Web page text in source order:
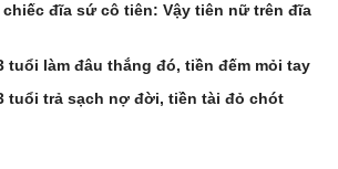
chiếc đĩa sứ cô tiên: Vậy tiên nữ trên đĩa
tuổi làm đâu thắng đó, tiền đếm mỏi tay
tuổi trả sạch nợ đời, tiền tài đỏ chót